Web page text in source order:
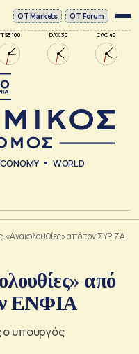
100 DAX 30 CAC 40
ΟΤ Markets OT Forum
WORLD
«Ανακολουθίες» από τον ΣΥΡΙΖΑ
από
ΕΝΦΙΑ
ο υπουργός